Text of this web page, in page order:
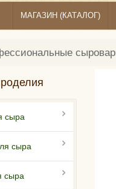
МАГАЗИН (КАТАЛОГ)
сыра
сыра
сыра